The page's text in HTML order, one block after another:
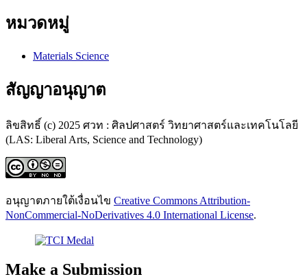
หมวดหมู่
Materials Science
สัญญาอนุญาต
ลิขสิทธิ์ (c) 2025 ศวท : ศิลปศาสตร์ วิทยาศาสตร์และเทคโนโลยี
(LAS: Liberal Arts, Science and Technology)
อนุญาตภายใต้เงื่อนไข Creative Commons Attribution-
NonCommercial-NoDerivatives 4.0 International License.
Make a Submission